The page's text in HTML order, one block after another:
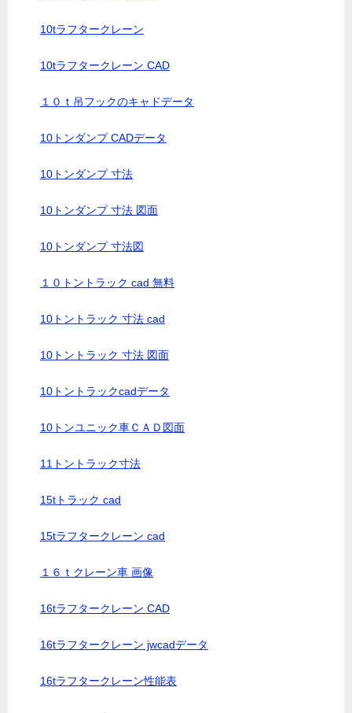
10tラフタークレーン
10tラフタークレーン CAD
１０ｔ吊フックのキャドデータ
10トンダンプ CADデータ
10トンダンプ 寸法
10トンダンプ 寸法 図面
10トンダンプ 寸法図
１０トントラック cad 無料
10トントラック 寸法 cad
10トントラック 寸法 図面
10トントラックcadデータ
10トンユニック車ＣＡＤ図面
11トントラック寸法
15tトラック cad
15tラフタークレーン cad
１６ｔクレーン車 画像
16tラフタークレーン CAD
16tラフタークレーン jwcadデータ
16tラフタークレーン性能表